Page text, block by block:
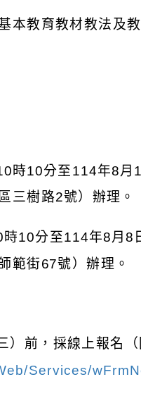
本教育教材教法及
時10分至114年8月 1
三樹路2號）辦理。
時10分至114年8月8
範街67號）辦理。
）前，採線上報名
Services/